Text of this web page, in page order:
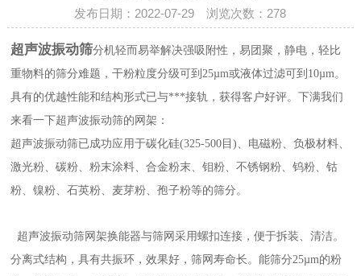
发布日期：2022-07-29 浏览次数： 278
超声波振动筛分机轻而易举解决强吸附性，易团聚，静电，轻比
重物料的筛分难题，干粉粒度分级可到25µm或液体过滤可到10µm。
具有的优越性能和结构形式已与***接轨，获得客户好评。下满我们
来看一下超声波振动筛的网架：
超声波振动筛已成功应用于碳化硅(325-500目)、电磁粉、负极材料、
激光粉、碳粉、粉末涂料、合金粉末、钼粉、不锈钢粉、钨粉、钴
粉、镍粉、石英粉、麦芽粉、孢子粉等的筛分。
超声波振动筛网架换能器与筛网采用螺扣连接，便于拆装、清洁。
分离式结构，具有共振环，效果好，筛网寿命长。能筛分25µm的粉